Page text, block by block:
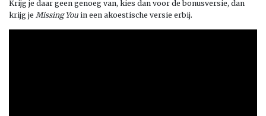
Krijg je daar geen genoeg van, kies dan voor de bonusversie, dan
krijg je Missing You in een akoestische versie erbij.